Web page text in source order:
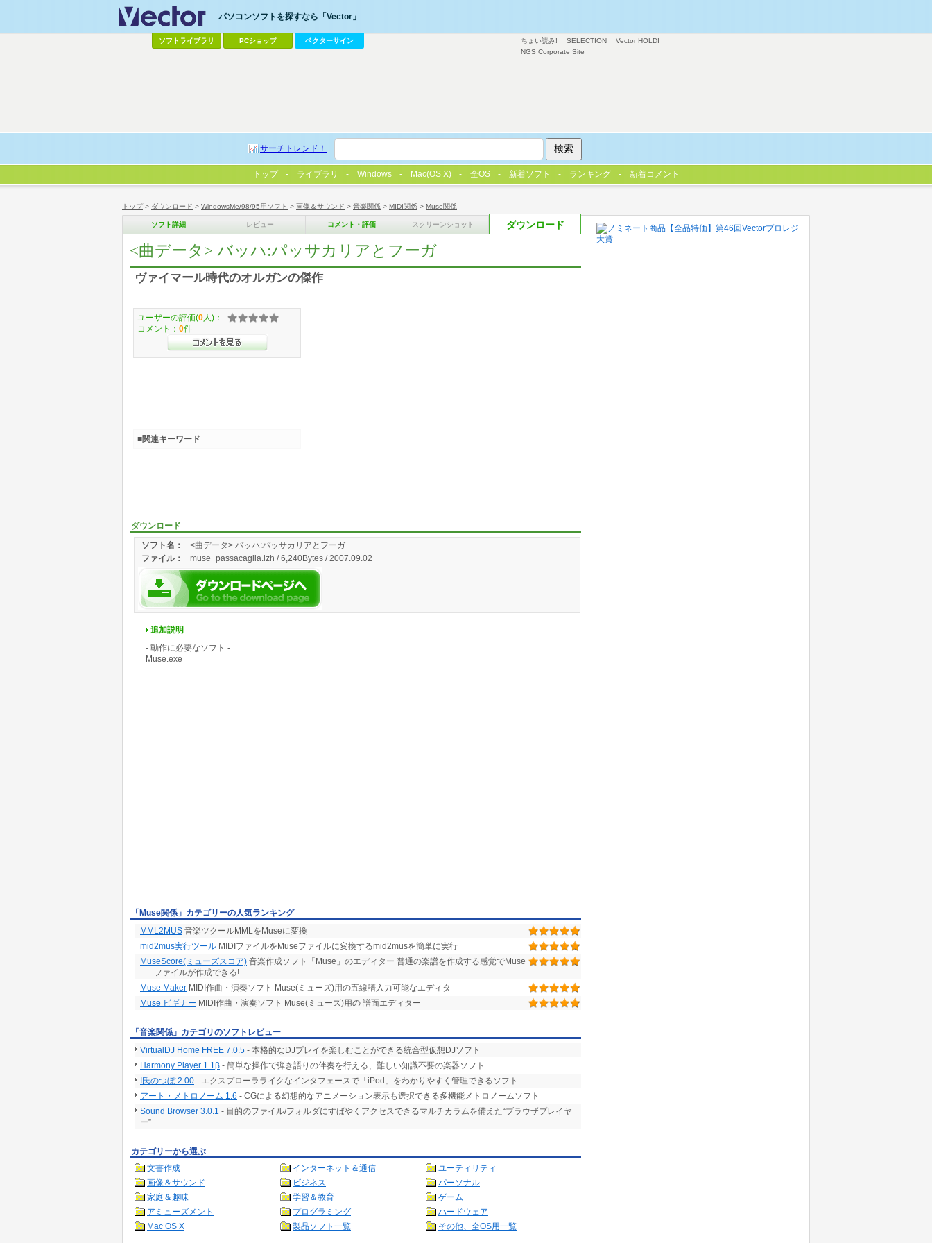
トップ> ダウンロード > WindowsMe/98/95用ソフト > 画像＆サウンド > 音楽関係 > MIDI関係 > Muse関係
ソフト詳細 レビュー コメント・評価 スクリーンショット ダウンロード
<曲データ> バッハ:パッサカリアとフーガ
ヴァイマール時代のオルガンの傑作
ダウンロード
ソフト名：
<曲データ> バッハ:パッサカリアとフーガ
ファイル：
muse_passacaglia.lzh / 6,240Bytes / 2007.09.02
追加説明
- 動作に必要なソフト -
Muse.exe
ユーザーの評価(0 人)：
コメント： 0件
■関連キーワード
「Muse関係」カテゴリーの人気ランキング
MML2MUS 音楽ツクールMMLをMuseに変換
mid2mus実行ツール MIDIファイルをMuseファイルに変換するmid2musを簡単に実行
MuseScore(ミューズスコア) 音楽作成ソフト「Muse」のエディター 普通の楽譜を作成する感覚でMuse
ファイルが作成できる!
Muse Maker MIDI作曲・演奏ソフト Muse(ミューズ)用の五線譜入力可能なエディタ
Muse ビギナー MIDI作曲・演奏ソフト Muse(ミューズ)用の 譜面エディター
「音楽関係」カテゴリのソフトレビュー
VirtualDJ Home FREE 7.0.5 - 本格的なDJプレイを楽しむことができる統合型仮想DJソフト
Harmony Player 1.1β - 簡単な操作で弾き語りの伴奏を行える、難しい知識不要の楽器ソフト
I氏のつぼ 2.00 - エクスプローラライクなインタフェースで「iPod」をわかりやすく管理できるソフト
アート・メトロノーム 1.6 - CGによる幻想的なアニメーション表示も選択できる多機能メトロノームソフト
Sound Browser 3.0.1 - 目的のファイル/フォルダにすばやくアクセスできるマルチカラムを備えた“ブラウザプレイヤ
ー”
カテゴリーから選ぶ
文書作成
インターネット＆通信
ユーティリティ
画像＆サウンド
ビジネス
パーソナル
家庭＆趣味
学習＆教育
ゲーム
アミューズメント
プログラミング
ハードウェア
Mac OS X
製品ソフト一覧 その他、全OS用一覧
ちょい読み! SELECTION
Vector HOLDI
NGS Corporate Site
パソコンソフトを探すなら「Vector」
ソフトライブラリ PCショップ ベクターサイン
サーチトレンド！
トップ ライブラリ Windows Mac(OS X) 全OS 新着ソフト ランキング 新着コメント